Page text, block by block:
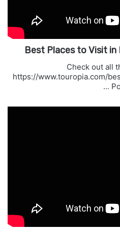
Check out all
https://www.touropia.com/